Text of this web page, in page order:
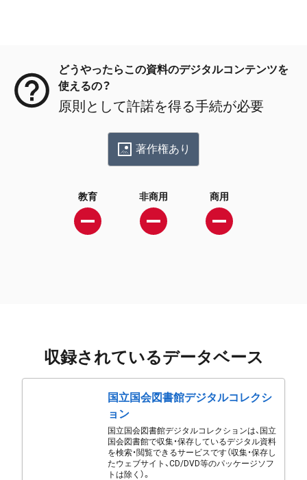
どうやったらこの資料のデジタルコンテンツを
使えるの？
原則として許諾を得る手続が必要
著作権あり
教育 非商用 商用
収録されているデータベース
国立国会図書館デジタルコレクシ
ョン
国立国会図書館デジタルコレクションは、国立
国会図書館で収集・保存しているデジタル資料
を検索・閲覧できるサービスです（収集・保存し
たウェブサイト、CD/DVD等のパッケージソフ
トは除く）。